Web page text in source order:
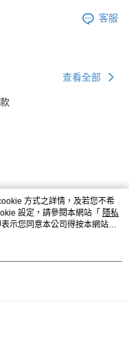
客服
查看全部
方式之詳情，及若您不希
設定，請參閱本網站「 隱私
示您同意本公司得按本網站使